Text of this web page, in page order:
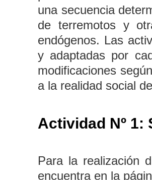
una secuencia
de terremotos y
endógenos. Las
y adaptadas por
modificaciones
a la realidad social
Actividad Nº 1:
Para la realización
encuentra en la